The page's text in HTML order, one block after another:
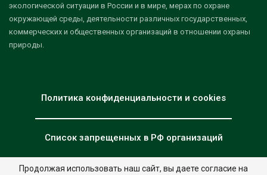
экологической ситуации в России и в мире, мерах по охране
окружающей среды, деятельности различных государственных,
коммерческих и общественных организаций в отношении охраны
природы.
Политика конфиденциальности и cookies
Список запрещенных в РФ организаций
Продолжая использовать наш сайт, вы даете согласие на